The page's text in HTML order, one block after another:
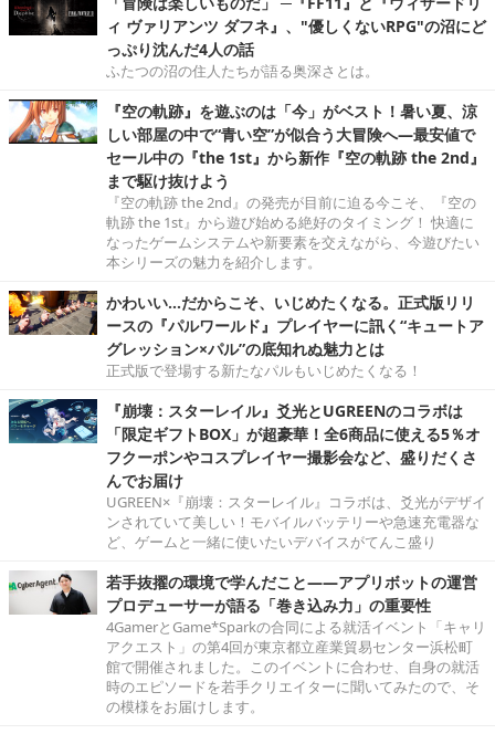
ィ ヴァリアンツ ダフネ』、"優しくないRPG"の沼にど
っぷり沈んだ4人の話
ふたつの沼の住人たちが語る奥深さとは。
『空の軌跡』を遊ぶのは「今」がベスト！暑い夏、涼
しい部屋の中で“青い空”が似合う大冒険へ―最安値で
セール中の『the 1st』から新作『空の軌跡 the 2nd』
まで駆け抜けよう
『空の軌跡 the 2nd』の発売が目前に迫る今こそ、『空の
軌跡 the 1st』から遊び始める絶好のタイミング！ 快適に
なったゲームシステムや新要素を交えながら、今遊びたい
本シリーズの魅力を紹介します。
かわいい…だからこそ、いじめたくなる。正式版リリ
ースの『パルワールド』プレイヤーに訊く“キュートア
グレッション×パル”の底知れぬ魅力とは
正式版で登場する新たなパルもいじめたくなる！
『崩壊：スターレイル』爻光とUGREENのコラボは
「限定ギフトBOX」が超豪華！全6商品に使える5％オ
フクーポンやコスプレイヤー撮影会など、盛りだくさ
んでお届け
UGREEN×『崩壊：スターレイル』コラボは、爻光がデザイ
ンされていて美しい！モバイルバッテリーや急速充電器な
ど、ゲームと一緒に使いたいデバイスがてんこ盛り
若手抜擢の環境で学んだこと――アプリボットの運営
プロデューサーが語る「巻き込み力」の重要性
4GamerとGame*Sparkの合同による就活イベント「キャリ
アクエスト」の第4回が東京都立産業貿易センター浜松町
館で開催されました。このイベントに合わせ、自身の就活
時のエピソードを若手クリエイターに聞いてみたので、そ
の模様をお届けします。